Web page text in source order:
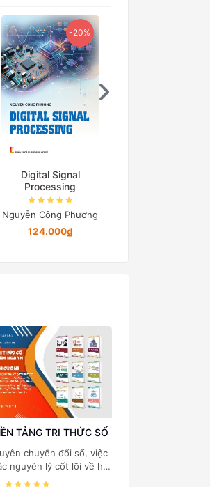
-20%
Digital Signal
Processing
Nguyễn Công Phương
124.000₫
TẢNG TRI THỨC SỐ
chuyển đổi số, việc
nguyên lý cốt lõi về hệ
tin, cấu trúc dữ liệu, cơ